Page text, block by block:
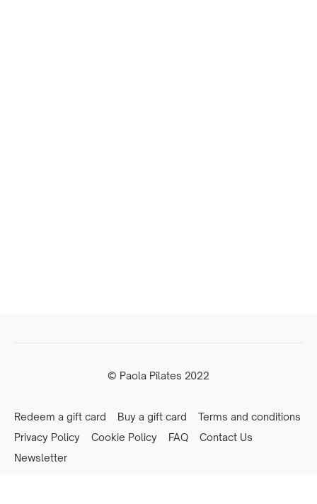
© Paola Pilates 2022
Redeem a gift card Buy a gift card
Terms and conditions
Privacy Policy
Cookie Policy FAQ
Contact Us
Newsletter